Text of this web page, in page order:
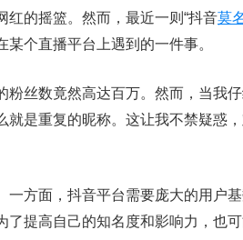
的摇篮。然而，最近一则“抖音莫
个直播平台上遇到的一件事。
丝数竟然高达百万。然而，当我
是重复的昵称。这让我不禁疑惑
一方面，抖音平台需要庞大的用户
提高自己的知名度和影响力，也可